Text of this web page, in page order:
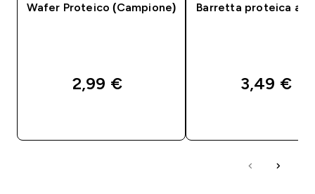
Wafer Proteico (Campione)
2,99 €‎
Barretta proteica a 6
3,49 €‎